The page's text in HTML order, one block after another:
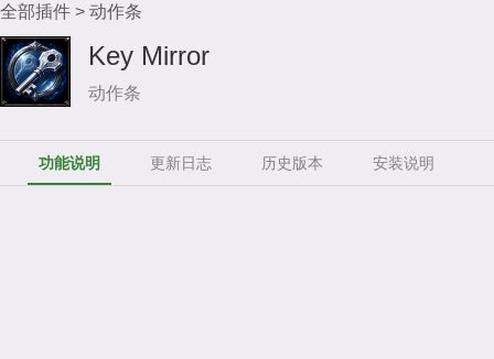
全部插件 > 动作条
Key Mirror
动作条
功能说明 更新日志 历史版本 安装说明